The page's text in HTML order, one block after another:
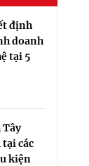
định
doanh
tại 5
các
kiện